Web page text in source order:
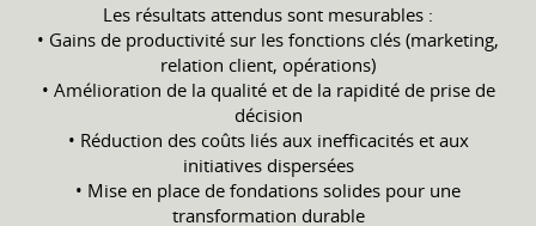
Les résultats attendus sont mesurables :
• Gains de productivité sur les fonctions clés (marketing,
relation client, opérations)
• Amélioration de la qualité et de la rapidité de prise de
décision
• Réduction des coûts liés aux inefficacités et aux
initiatives dispersées
• Mise en place de fondations solides pour une
transformation durable